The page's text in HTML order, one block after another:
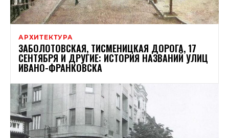
АРХИТЕКТУРА
ЗАБОЛОТОВСКАЯ, ТИСМЕНИЦКАЯ ДОРОГА, 17
СЕНТЯБРЯ И ДРУГИЕ: ИСТОРИЯ НАЗВАНИЙ УЛИЦ
ИВАНО-ФРАНКОВСКА